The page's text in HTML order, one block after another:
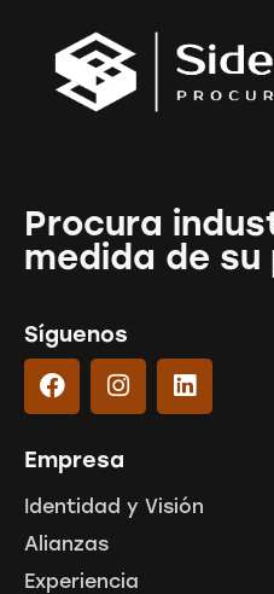
Procura
medida de
Síguenos
Empresa
Identidad y Visión
Alianzas
Experiencia